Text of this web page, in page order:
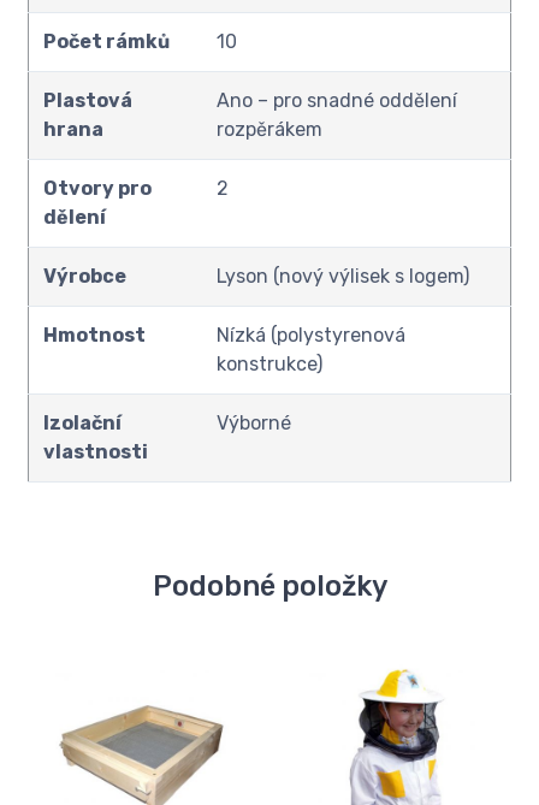
Počet rámků 10
Plastová
hrana
Ano – pro snadné oddělení
rozpěrákem
Otvory pro
dělení
2
Výrobce Lyson (nový výlisek s logem)
Hmotnost
Nízká (polystyrenová
konstrukce)
Izolační
vlastnosti
Výborné
Podobné položky